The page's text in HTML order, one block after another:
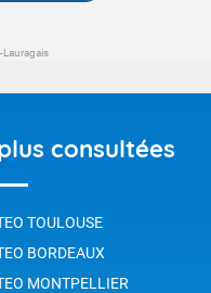
consultées
TOULOUSE
BORDEAUX
MONTPELLIER